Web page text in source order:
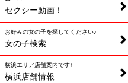
セクシー動画！
お好みの女の子を探してください♪
女の子検索
横浜エリア店舗案内です♪
横浜店舗情報